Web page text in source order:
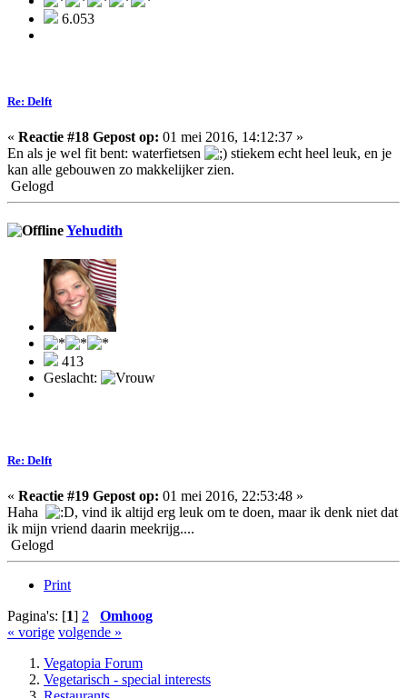
6.053
Re: Delft
« Reactie #18 Gepost op: 01 mei 2016, 14:12:37 »
En als je wel fit bent: waterfietsen
stiekem echt heel leuk, en je
kan alle gebouwen zo makkelijker zien.
Gelogd
Yehudith
413
Geslacht:
Re: Delft
« Reactie #19 Gepost op: 01 mei 2016, 22:53:48 »
Haha
, vind ik altijd erg leuk om te doen, maar ik denk niet dat
ik mijn vriend daarin meekrijg....
Gelogd
Print
Pagina's: [1] 2
Omhoog
« vorige volgende »
Vegatopia Forum
Vegetarisch - special interests